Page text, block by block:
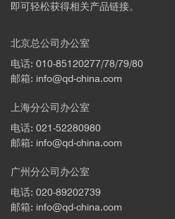
即可轻松获得相关产品链接。
北京总公司办公室
电话: 010-85120277/78/79/80
邮箱: info@qd-china.com
上海分公司办公室
电话: 021-52280980
邮箱: info@qd-china.com
广州分公司办公室
电话: 020-89202739
邮箱: info@qd-china.com